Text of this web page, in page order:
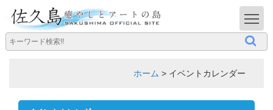
ホーム > イベントカレンダー